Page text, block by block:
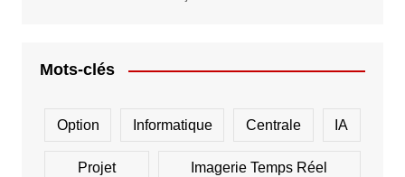
Mots-clés
Option Informatique Centrale IA
Projet Imagerie Temps Réel